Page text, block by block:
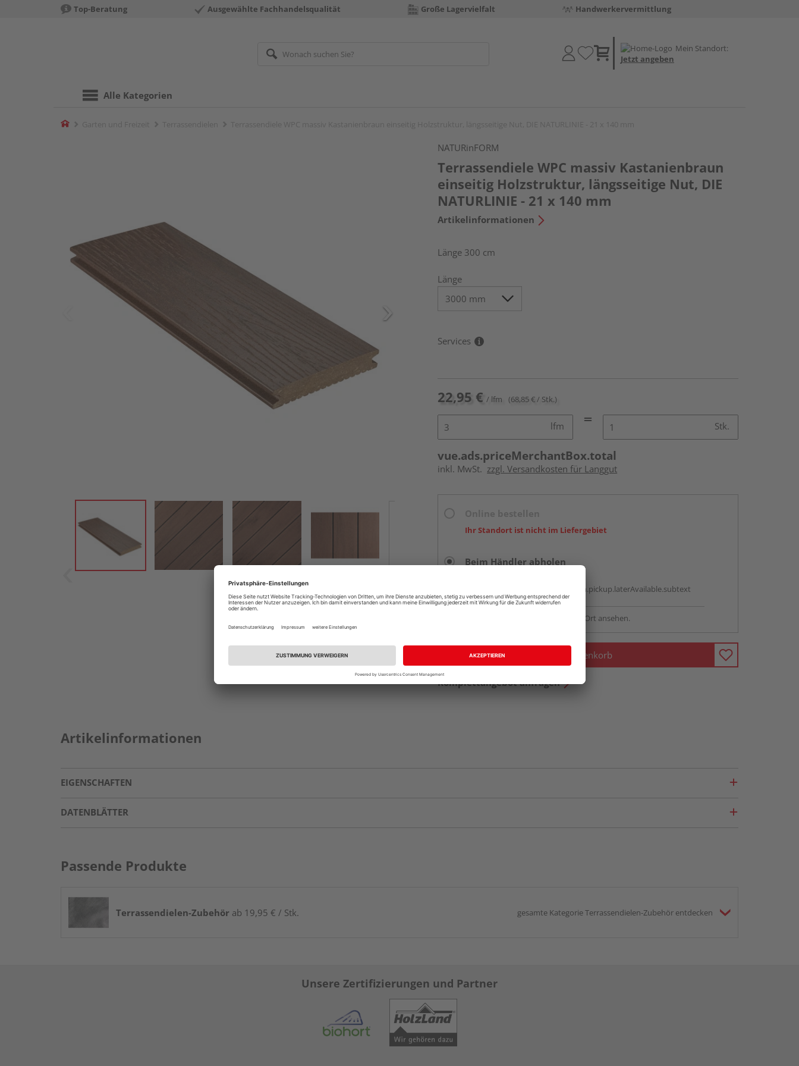
Top-Beratung Ausgewählte Fachhandelsqualität Große Lagervielfalt Handwerkervermittlung
Mein Standort:
Jetzt angeben
Alle Kategorien
Home
NATURinFORM
Terrassendiele WPC massiv Kastanienbraun
einseitig Holzstruktur, längsseitige Nut, DIE
NATURLINIE - 21 x 140 mm
Artikelinformationen
Länge 300 cm
Länge
Services
22,95 € / lfm (68,85 € / Stk.)
lfm Stk.
vue.ads.priceMerchantBox.total
inkl. MwSt. zzgl. Versandkosten für Langgut
Ihr Standort ist nicht im Liefergebiet
Beim Händler abholen
vue.ads.priceMerchantBox.option.pickup.laterAvailable.subtext
Verfügbar in der Ausstellung - vor Ort ansehen.
In den Warenkorb
Komplettangebot anfragen
Artikelinformationen
EIGENSCHAFTEN
DATENBLÄTTER
Passende Produkte
Terrassendielen-Zubehör ab 19,95 € / Stk. gesamte Kategorie Terrassendielen-Zubehör entdecken
Unsere Zertifizierungen und Partner